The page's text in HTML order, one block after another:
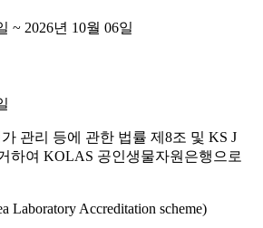
~ 2026년 10월 06일
관리 등에 관한 법률 제8조 및 KS J
하여 KOLAS 공인생물자원은행으로
Laboratory Accreditation scheme)